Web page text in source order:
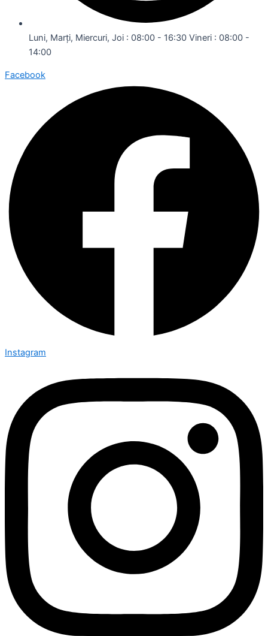
Luni, Marți, Miercuri, Joi : 08:00 - 16:30 Vineri : 08:00 -
14:00
Facebook
Instagram